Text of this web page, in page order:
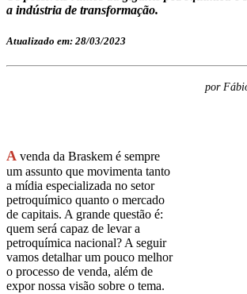
a indústria de transformação.
Atualizado em: 28/03/2023
por
A venda da Braskem é sempre
um assunto que movimenta tanto
a mídia especializada no setor
petroquímico quanto o mercado
de capitais. A grande questão é:
quem será capaz de levar a
petroquímica nacional? A seguir
vamos detalhar um pouco melhor
o processo de venda, além de
expor nossa visão sobre o tema.